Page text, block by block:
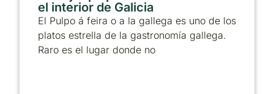
el interior de Galicia
El Pulpo á feira o a la gallega es uno de los
platos estrella de la gastronomía gallega.
Raro es el lugar donde no